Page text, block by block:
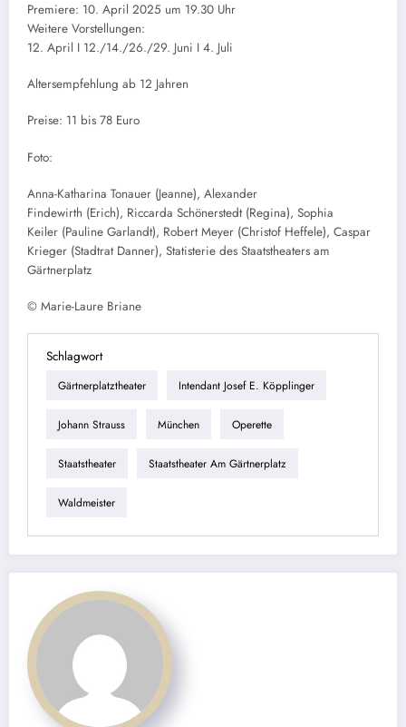
Premiere: 10. April 2025 um 19.30 Uhr
Weitere Vorstellungen:
12. April I 12./14./26./29. Juni I 4. Juli
Altersempfehlung ab 12 Jahren
Preise: 11 bis 78 Euro
Foto:
Anna-Katharina Tonauer (Jeanne), Alexander
Findewirth (Erich), Riccarda Schönerstedt (Regina), Sophia
Keiler (Pauline Garlandt), Robert Meyer (Christof Heffele), Caspar
Krieger (Stadtrat Danner), Statisterie des Staatstheaters am
Gärtnerplatz
© Marie-Laure Briane
Schlagwort
Gärtnerplatztheater Intendant Josef E. Köpplinger
Johann Strauss München Operette
Staatstheater Staatstheater Am Gärtnerplatz
Waldmeister